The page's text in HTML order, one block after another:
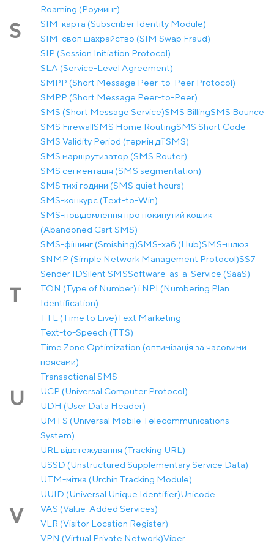
Roaming (Роуминг)
S
SIM-карта (Subscriber Identity Module)
SIM-своп шахрайство (SIM Swap Fraud)
SIP (Session Initiation Protocol)
SLA (Service-Level Agreement)
SMPP (Short Message Peer-to-Peer Protocol)
SMPP (Short Message Peer-to-Peer)
SMS (Short Message Service)SMS BillingSMS Bounce
SMS FirewallSMS Home RoutingSMS Short Code
SMS Validity Period (термін дії SMS)
SMS маршрутизатор (SMS Router)
SMS сегментація (SMS segmentation)
SMS тихі години (SMS quiet hours)
SMS-конкурс (Text-to-Win)
SMS-повідомлення про покинутий кошик
(Abandoned Cart SMS)
SMS-фішинг (Smishing)SMS-хаб (Hub)SMS-шлюз
SNMP (Simple Network Management Protocol)SS7
Sender IDSilent SMSSoftware-as-a-Service (SaaS)
T
TON (Type of Number) і NPI (Numbering Plan
Identification)
TTL (Time to Live)Text Marketing
Text-to-Speech (TTS)
Time Zone Optimization (оптимізація за часовими
поясами)
Transactional SMS
U
UCP (Universal Computer Protocol)
UDH (User Data Header)
UMTS (Universal Mobile Telecommunications
System)
URL відстежування (Tracking URL)
USSD (Unstructured Supplementary Service Data)
UTM-мітка (Urchin Tracking Module)
UUID (Universal Unique Identifier)Unicode
V
VAS (Value-Added Services)
VLR (Visitor Location Register)
VPN (Virtual Private Network)Viber